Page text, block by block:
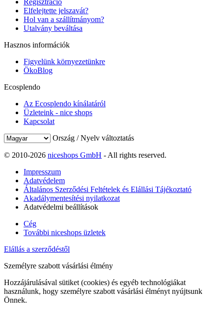
Regisztráció
Elfelejtette jelszavát?
Hol van a szállítmányom?
Utalvány beváltása
Hasznos információk
Figyelünk környezetünkre
ÖkoBlog
Ecosplendo
Az Ecosplendo kínálatáról
Üzleteink - nice shops
Kapcsolat
Ország / Nyelv változtatás
© 2010-2026 niceshops GmbH - All rights reserved.
Impresszum
Adatvédelem
Általános Szerződési Feltételek és Elállási Tájékoztató
Akadálymentesítési nyilatkozat
Adatvédelmi beállítások
Cég
További niceshops üzletek
Elállás a szerződéstől
Személyre szabott vásárlási élmény
Hozzájárulásával sütiket (cookies) és egyéb technológiákat
használunk, hogy személyre szabott vásárlási élményt nyújtsunk
Önnek.